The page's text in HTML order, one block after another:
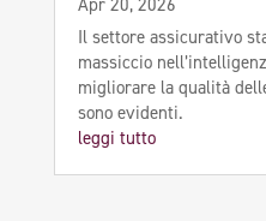
Apr 20, 2026
Il settore assicurativo
massiccio
migliorare la qualità
sono evidenti.
leggi tutto